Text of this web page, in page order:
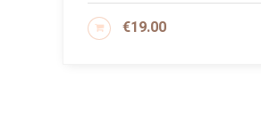
€19.00
AGGIUNGI AL CARRELLO